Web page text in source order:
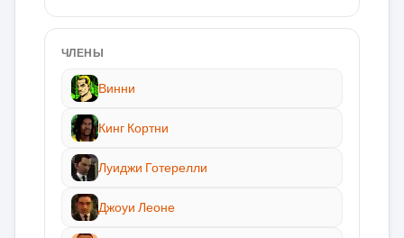
ЧЛЕНЫ
Винни
Кинг Кортни
Луиджи Готерелли
Джоуи Леоне